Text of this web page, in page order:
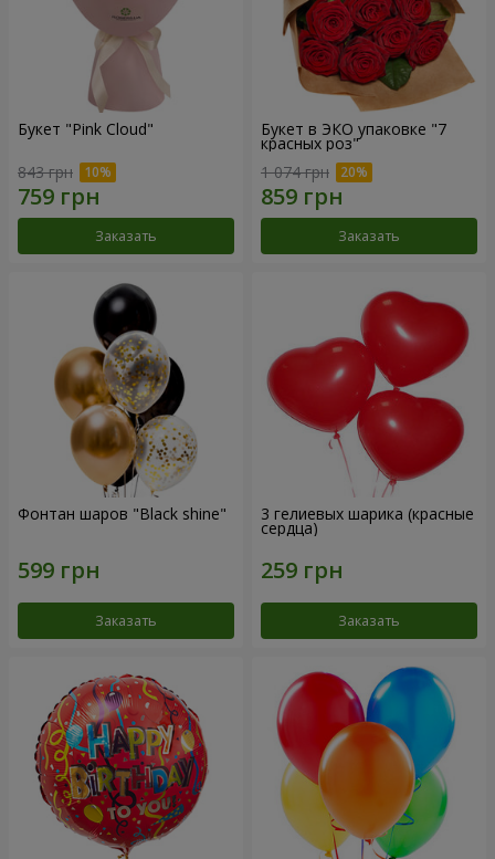
Букет "Pink Cloud"
843 грн
Заказать
Букет в ЭКО упаковке "7
красных роз"
1 074 грн
Заказать
Фонтан шаров "Black shine"
Заказать
3 гелиевых шарика (красные
сердца)
Заказать